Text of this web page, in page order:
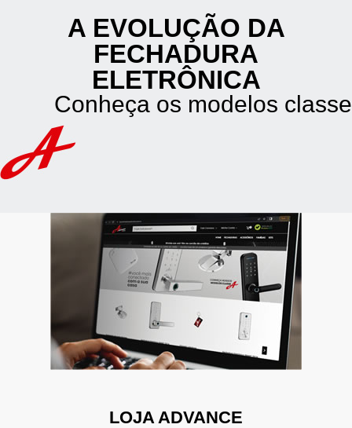
A EVOLUÇÃO DA
FECHADURA
ELETRÔNICA
Conheça os modelos classe
LOJA ADVANCE